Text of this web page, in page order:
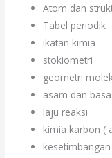
Atom dan
Tabel periodik
ikatan kimia
stokiometri
geometri
asam dan basa
laju reaksi
kimia karbon (